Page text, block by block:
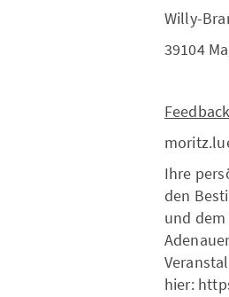
Willy-
39104
Ihre
den
und
hier: